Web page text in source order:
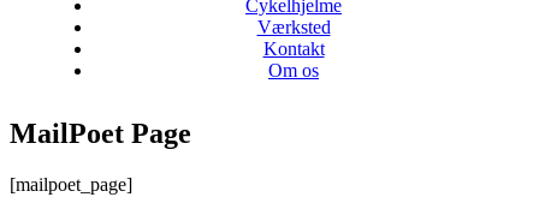
Cykelhjelme
Værksted
Kontakt
Om os
MailPoet Page
[mailpoet_page]